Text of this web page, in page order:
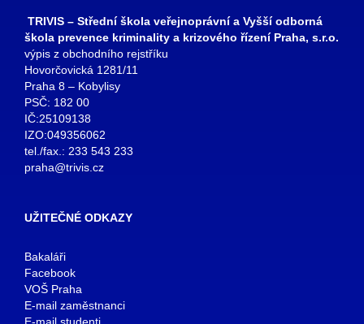
TRIVIS – Střední škola veřejnoprávní a Vyšší odborná
škola prevence kriminality a krizového řízení Praha, s.r.o.
výpis z obchodního rejstříku
Hovorčovická 1281/11
Praha 8 – Kobylisy
PSČ: 182 00
IČ:25109138
IZO:049356062
tel./fax.: 233 543 233
praha@trivis.cz
UŽITEČNÉ ODKAZY
Bakaláři
Facebook
VOŠ Praha
E-mail zaměstnanci
E-mail studenti